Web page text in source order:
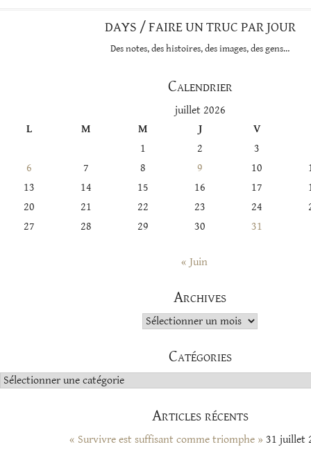
DAYS / FAIRE UN TRUC PAR JOUR
Des notes, des histoires, des images, des gens…
Calendrier
juillet 2026
L
M M J
V
1
2
3
6
7 8 9 10
13
14 15 16 17
20
21 22 23 24
27
28 29 30 31
« Juin
Archives
Archives
Catégories
Catégories
Articles récents
« Survivre est suffisant comme triomphe » 31 juillet